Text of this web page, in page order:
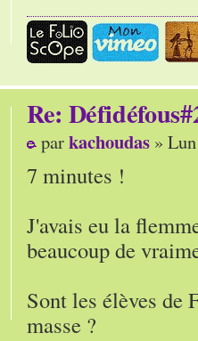
Re:
parkachoudas »
7 minutes !
J'avais eu la
beaucoup de
Sont les élèves de
masse ?